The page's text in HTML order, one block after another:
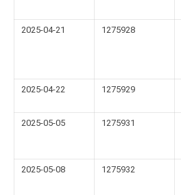
2025-04-21 1275928
2025-04-22 1275929
2025-05-05 1275931
2025-05-08 1275932